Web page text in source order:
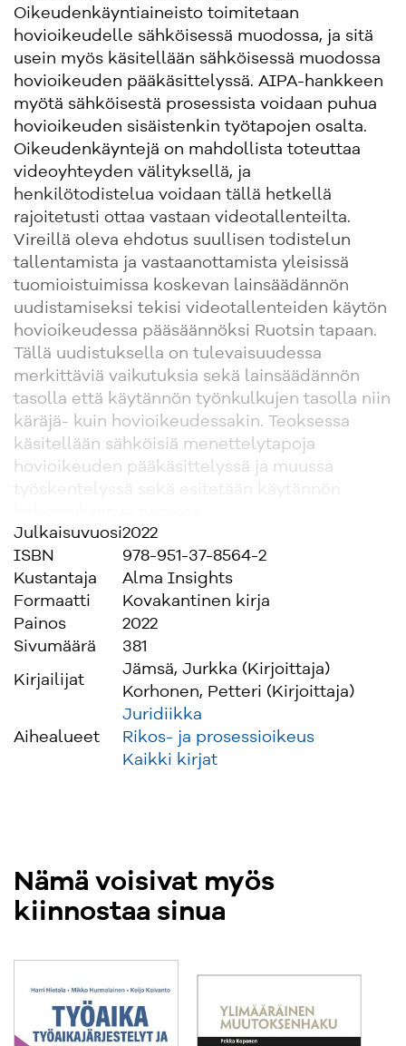
Oikeudenkäyntiaineisto toimitetaan
hovioikeudelle sähköisessä muodossa, ja sitä
usein myös käsitellään sähköisessä muodossa
hovioikeuden pääkäsittelyssä. AIPA-hankkeen
myötä sähköisestä prosessista voidaan puhua
hovioikeuden sisäistenkin työtapojen osalta.
Oikeudenkäyntejä on mahdollista toteuttaa
videoyhteyden välityksellä, ja
henkilötodistelua voidaan tällä hetkellä
rajoitetusti ottaa vastaan videotallenteilta.
Vireillä oleva ehdotus suullisen todistelun
tallentamista ja vastaanottamista yleisissä
tuomioistuimissa koskevan lainsäädännön
uudistamiseksi tekisi videotallenteiden käytön
hovioikeudessa pääsäännöksi Ruotsin tapaan.
Tällä uudistuksella on tulevaisuudessa
merkittäviä vaikutuksia sekä lainsäädännön
tasolla että käytännön työnkulkujen tasolla niin
käräjä- kuin hovioikeudessakin. Teoksessa
käsitellään sähköisiä menettelytapoja
hovioikeuden pääkäsittelyssä ja muussa
Julkaisuvuosi2022
ISBN
978-951-37-8564-2
Kustantaja
Alma Insights
Formaatti
Kovakantinen kirja
Painos
2022
Sivumäärä
381
Kirjailijat
Jämsä, Jurkka (Kirjoittaja)
Korhonen, Petteri (Kirjoittaja)
Aihealueet
Juridiikka
Rikos- ja prosessioikeus
Kaikki kirjat
Nämä voisivat myös
kiinnostaa sinua